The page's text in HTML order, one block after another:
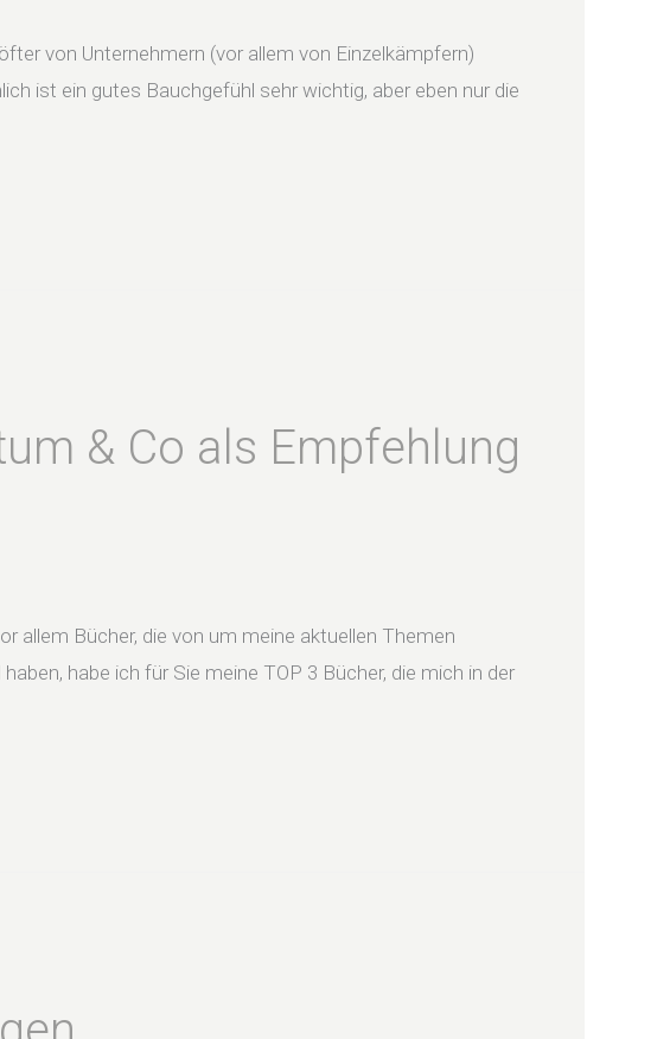
von Unternehmern (vor allem von Einzelkämpfern)
ist ein gutes Bauchgefühl sehr wichtig, aber eben nur die
& Co als Empfehlung
allem Bücher, die von um meine aktuellen Themen
habe ich für Sie meine TOP 3 Bücher, die mich in der